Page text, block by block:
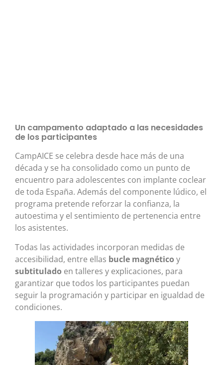
Un campamento adaptado a las necesidades
de los participantes
CampAICE se celebra desde hace más de una
década y se ha consolidado como un punto de
encuentro para adolescentes con implante coclear
de toda España. Además del componente lúdico, el
programa pretende reforzar la confianza, la
autoestima y el sentimiento de pertenencia entre
los asistentes.
Todas las actividades incorporan medidas de
accesibilidad, entre ellas bucle magnético y
subtitulado en talleres y explicaciones, para
garantizar que todos los participantes puedan
seguir la programación y participar en igualdad de
condiciones.